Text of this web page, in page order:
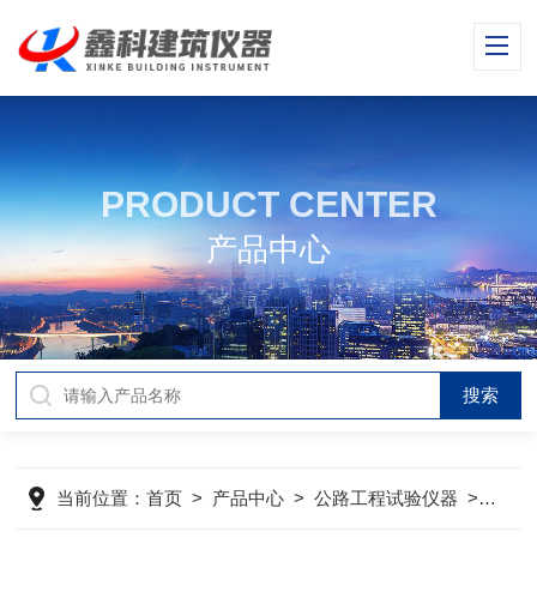
PRODUCT CENTER
产品中心
当前位置：首页 > 产品中心 >公路工程试验仪器 > 公路